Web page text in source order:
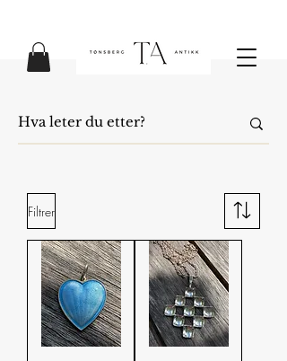
Filtrer